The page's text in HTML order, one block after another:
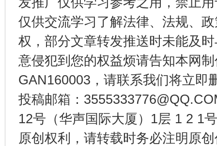
仅供交流学习了解法律、法规、
权，部分文章转发推送时未能及
意侵犯到您的权益烦请告知本网
GAN160003，请联系我们将立即
投稿邮箱：
12号（华声国际大厦）1层 1 2 1
原创权利，请转载时务必注明原
揭开“小金库”的免责幌子